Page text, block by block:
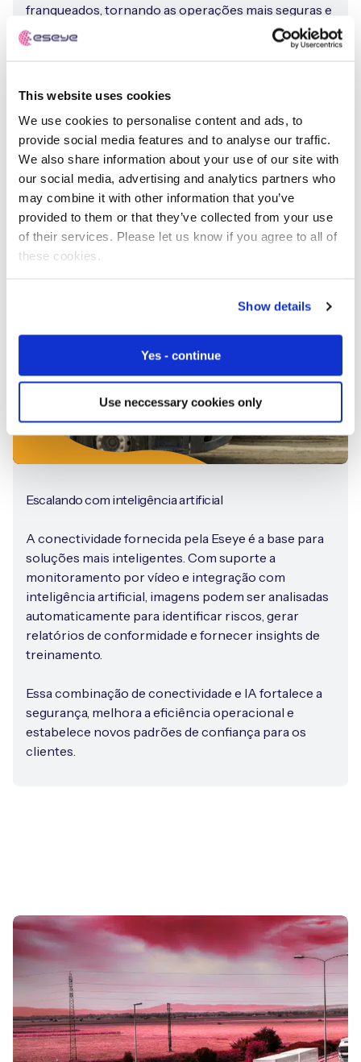
This website uses cookies
We use cookies to personalise content and ads, to
provide social media features and to analyse our traffic.
We also share information about your use of our site with
our social media, advertising and analytics partners who
may combine it with other information that you’ve
provided to them or that they’ve collected from your use
of their services. Please let us know if you agree to all of
these cookies.
Show details
Yes - continue
Use neccessary cookies only
franqueados, tornando as operações mais seguras e
eficientes.
Escalando com inteligência artificial
A conectividade fornecida pela Eseye é a base para
soluções mais inteligentes. Com suporte a
monitoramento por vídeo e integração com
inteligência artificial, imagens podem ser analisadas
automaticamente para identificar riscos, gerar
relatórios de conformidade e fornecer insights de
treinamento.
Essa combinação de conectividade e IA fortalece a
segurança, melhora a eficiência operacional e
estabelece novos padrões de confiança para os
clientes.